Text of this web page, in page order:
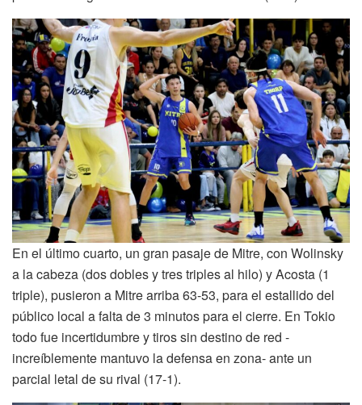
En el último cuarto, un gran pasaje de Mitre, con Wolinsky
a la cabeza (dos dobles y tres triples al hilo) y Acosta (1
triple), pusieron a Mitre arriba 63-53, para el estallido del
público local a falta de 3 minutos para el cierre. En Tokio
todo fue incertidumbre y tiros sin destino de red -
increíblemente mantuvo la defensa en zona- ante un
parcial letal de su rival (17-1).